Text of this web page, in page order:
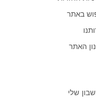
באתר
האתר
שלי